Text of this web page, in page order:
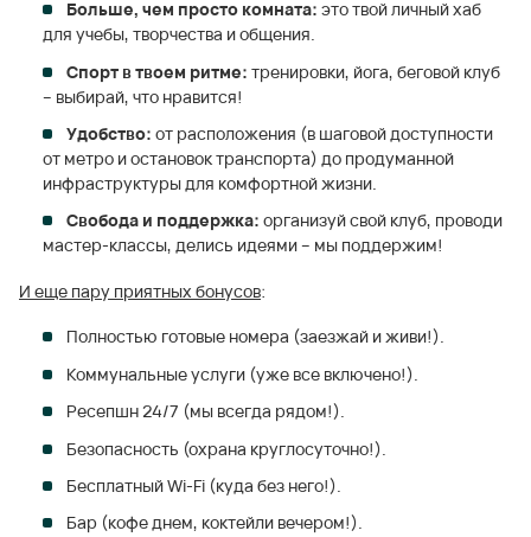
Больше, чем просто комната: это твой личный хаб
для учебы, творчества и общения.
Спорт в твоем ритме: тренировки, йога, беговой клуб
– выбирай, что нравится!
Удобство: от расположения (в шаговой доступности
от метро и остановок транспорта) до продуманной
инфраструктуры для комфортной жизни.
Свобода и поддержка: организуй свой клуб, проводи
мастер-классы, делись идеями – мы поддержим!
И еще пару приятных бонусов:
Полностью готовые номера (заезжай и живи!).
Коммунальные услуги (уже все включено!).
Ресепшн 24/7 (мы всегда рядом!).
Безопасность (охрана круглосуточно!).
Бесплатный Wi-Fi (куда без него!).
Бар (кофе днем, коктейли вечером!).